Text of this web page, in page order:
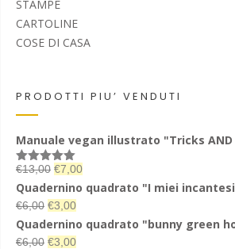
STAMPE
CARTOLINE
COSE DI CASA
PRODOTTI PIU’ VENDUTI
Manuale vegan illustrato "Tricks
Valutato
5.00
su 5
€13,00 Il
prezzo
originale
era:
€13,00.
€7,00Il
prezzo
è:
Quadernino quadrato "I miei
€6,00 Il
prezzo
originale
€3,00Il
prezzo
attuale
Quadernino quadrato "bunny green
€6,00 Il
€3,00Il